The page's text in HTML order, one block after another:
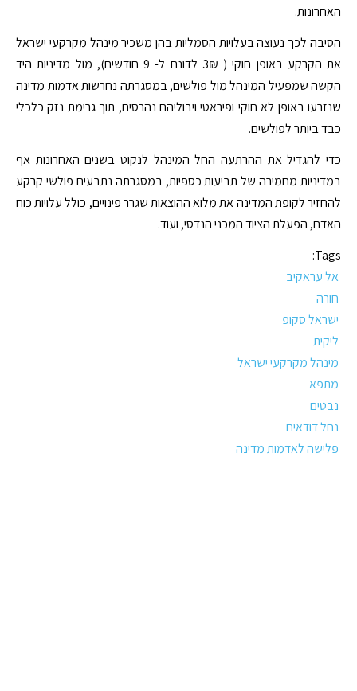
האחרונות.
הסיבה לכך נעוצה בעלויות הסמליות בהן משכיר מינהל מקרקעי ישראל
את הקרקע באופן חוקי ( 3₪ לדונם ל- 9 חודשים), מול מדיניות היד
הקשה שמפעיל המינהל מול פולשים, במסגרתה נחרשות אדמות מדינה
שנזרעו באופן לא חוקי ופיראטי ויבוליהם נהרסים, תוך גרימת נזק כלכלי
כבד ביותר לפולשים.
כדי להגדיל את ההרתעה החל המינהל לנקוט בשנים האחרונות אף
במדיניות מחמירה של תביעות כספיות, במסגרתה נתבעים פולשי קרקע
להחזיר לקופת המדינה את מלוא ההוצאות שגרר פינויים, כולל עלויות כוח
האדם, הפעלת הציוד המכני הנדסי, ועוד.
Tags:
אל עראקיב
חורה
ישראל סקופ
ליקית
מינהל מקרקעי ישראל
מתפא
נבטים
נחל דודאים
פלישה לאדמות מדינה